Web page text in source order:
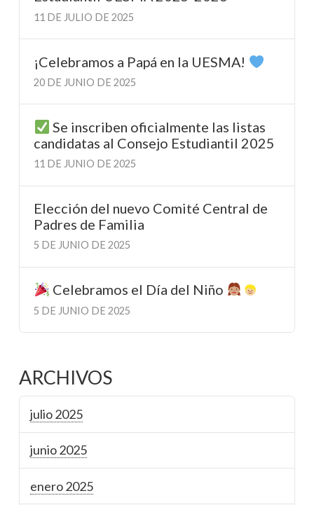
11 DE JULIO DE 2025
¡Celebramos a Papá en la UESMA!
20 DE JUNIO DE 2025
Se inscriben oficialmente las listas
candidatas al Consejo Estudiantil 2025
11 DE JUNIO DE 2025
Elección del nuevo Comité Central de
Padres de Familia
5 DE JUNIO DE 2025
Celebramos el Día del Niño
5 DE JUNIO DE 2025
ARCHIVOS
julio 2025
junio 2025
enero 2025